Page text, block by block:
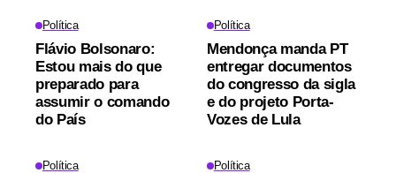
Política
Flávio Bolsonaro:
Estou mais do que
preparado para
assumir o comando
do País
Política
Mendonça manda PT
entregar documentos
do congresso da sigla
e do projeto Porta-
Vozes de Lula
Política Política